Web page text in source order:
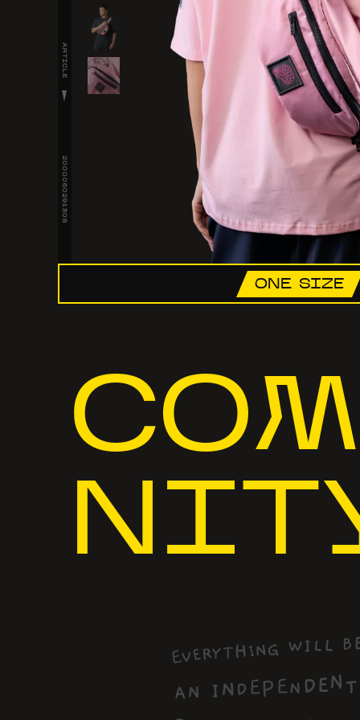
ARTICLE
2000060291308
ONE SIZE